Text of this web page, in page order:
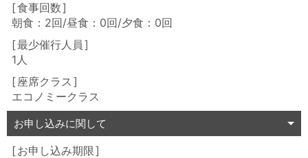
食事回数
朝食：2回/昼食：0回/夕食：0回
最少催行人員
1人
座席クラス
エコノミークラス
お申し込みに関して
お申し込み期限